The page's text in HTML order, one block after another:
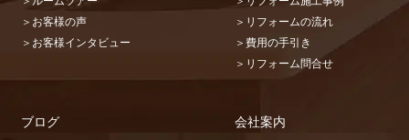
＞お客様の声
＞お客様インタビュー
＞リフォームの流れ
＞費用の手引き
＞リフォーム問合せ
ブログ 会社案内